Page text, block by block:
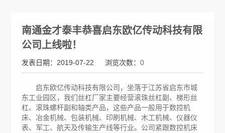
南通金才泰丰恭喜启东欧亿传动科技有限
公司上线啦！
发表日期：2019-07-22 浏览次数： 0
启东欧亿传动科技有限公司，坐落于江苏省启东市城
东工业园区，我们丝杠厂家主要经营滚珠丝杠副、梯形丝
杠、滚珠螺杆副和轴类产品，这些产品一般用于数控机
床、冶金机械、包装机械、印刷机械、木工机械、仪器仪
表、军工、航天及传输生产线等行业。公司紧跟数控机床